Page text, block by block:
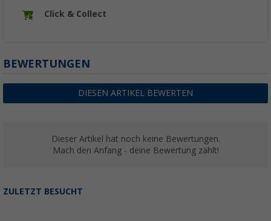
Click & Collect
BEWERTUNGEN
DIESEN ARTIKEL BEWERTEN
Dieser Artikel hat noch keine Bewertungen.
Mach den Anfang - deine Bewertung zählt!
ZULETZT BESUCHT